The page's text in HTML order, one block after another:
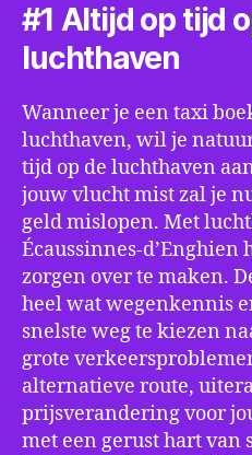
#1 Altijd op tijd
luchthaven
Wanneer je een taxi
luchthaven, wil je
tijd op de luchthaven
jouw vlucht mist zal je
geld mislopen. Met
Écaussinnes-d’Enghien
zorgen over te maken.
heel wat wegenkennis
snelste weg te kiezen
grote
alternatieve route,
prijsverandering voor
met een gerust hart van